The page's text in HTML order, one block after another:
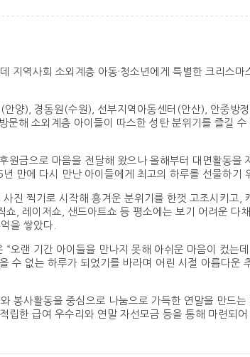
지역사회 소외계층 아동·청소년에게 특별한 크리스마
양), 경동원(수원), 선부지역아동센터(안산), 안중방
해 소외계층 아이들이 따스한 성탄 분위기를 즐길 수
금으로 마음을 전달해 왔으나 올해부터 대면활동을
만에 다시 만난 아이들에게 최고의 하루를 선물하기
진 찍기로 시작해 흥겨운 분위기를 한껏 고조시키고,
, 레이저쇼, 샌드아트쇼 등 평소에는 보기 어려운 다
을 쌓았다.
오랜 기간 아이들을 만나지 못해 아쉬운 마음이 컸는
수 없는 하루가 되었기를 바라며 어린 시절 아름다운
봉사활동을 중심으로 나눔으로 가득한 연말을 만드
립한 급여 우수리와 연말 자선모금 등을 통해 마련되어